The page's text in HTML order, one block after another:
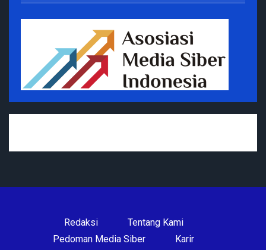
Redaksi
Tentang Kami
Pedoman Media Siber
Karir